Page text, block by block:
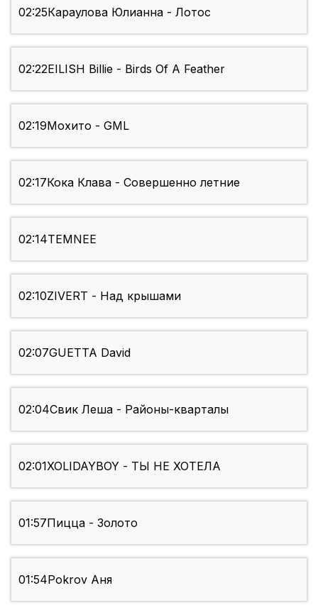
02:25Караулова Юлианна - Лотос
02:22EILISH Billie - Birds Of A Feather
02:19Мохито - GML
02:17Кока Клава - Совершенно летние
02:14TEMNEE
02:10ZIVERT - Над крышами
02:07GUETTA David
02:04Свик Леша - Районы-кварталы
02:01XOLIDAYBOY - ТЫ НЕ ХОТЕЛА
01:57Пицца - Золото
01:54Pokrov Аня